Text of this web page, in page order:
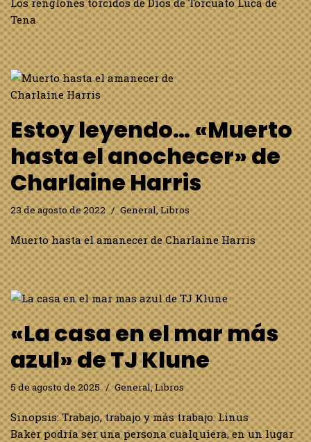
Los renglones torcidos de Dios de Torcuato Luca de
Tena
Estoy leyendo… «Muerto
hasta el anochecer» de
Charlaine Harris
23 de agosto de 2022 General,Libros
Muerto hasta el amanecer de Charlaine Harris
«La casa en el mar más
azul» de TJ Klune
5 de agosto de 2025 General,Libros
Sinopsis: Trabajo, trabajo y más trabajo. Linus
Baker podría ser una persona cualquiera, en un lugar